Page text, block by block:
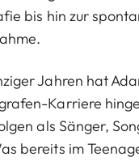
bis hin zur
Jahren hat
Karriere
als Sänger,
bereits im